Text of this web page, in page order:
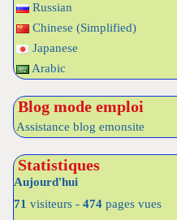
Russian
Chinese (Simplified)
Japanese
Arabic
Blog mode emploi
Assistance blog emonsite
Statistiques
Aujourd'hui
71 visiteurs - 474 pages vues